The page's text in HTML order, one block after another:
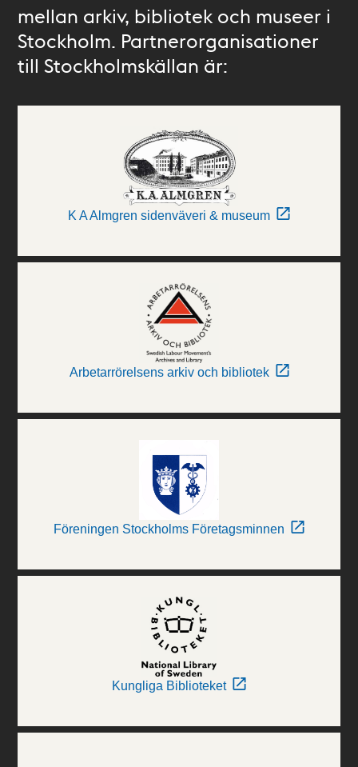
mellan arkiv, bibliotek och museer i
Stockholm. Partnerorganisationer
till Stockholmskällan är:
K A Almgren sidenväveri & museum
Arbetarrörelsens arkiv och bibliotek
Föreningen Stockholms Företagsminnen
Kungliga Biblioteket